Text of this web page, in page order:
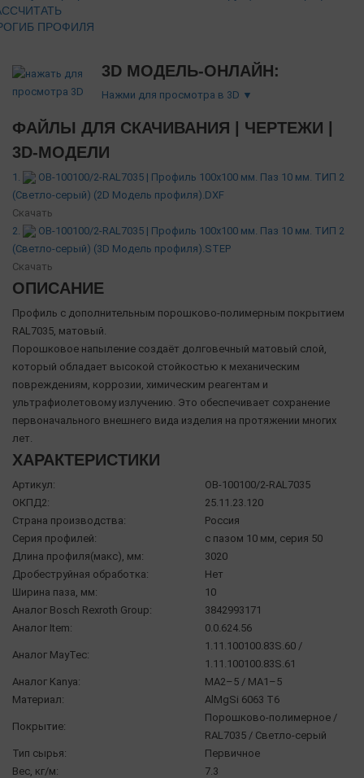
ПРОФИЛЯ
3D МОДЕЛЬ-ОНЛАЙН:
Нажми для просмотра в 3D ▼
ФАЙЛЫ ДЛЯ СКАЧИВАНИЯ | ЧЕРТЕЖИ |
3D-МОДЕЛИ
1.
OB-100100/2-RAL7035 | Профиль 100х100 мм. Паз 10 мм. ТИП 2
(Светло-серый) (2D Модель профиля).DXF
Скачать
2.
OB-100100/2-RAL7035 | Профиль 100х100 мм. Паз 10 мм. ТИП 2
(Светло-серый) (3D Модель профиля).STEP
Скачать
ОПИСАНИЕ
Профиль с дополнительным порошково-полимерным покрытием
RAL7035, матовый.
Порошковое напыление создаёт долговечный матовый слой,
который обладает высокой стойкостью к механическим
повреждениям, коррозии, химическим реагентам и
ультрафиолетовому излучению. Это обеспечивает сохранение
первоначального внешнего вида изделия на протяжении многих
лет.
ХАРАКТЕРИСТИКИ
Артикул:
OB-100100/2-RAL7035
ОКПД2:
25.11.23.120
Страна производства:
Россия
Серия профилей:
с пазом 10 мм, серия 50
Длина профиля(макс), мм:
3020
Дробеструйная обработка:
Нет
Ширина паза, мм:
10
Аналог Bosch Rexroth Group:
3842993171
Аналог Item:
0.0.624.56
Аналог MayTec:
1.11.100100.83S.60 /
1.11.100100.83S.61
Аналог Kanya:
МА2–5 / МА1–5
Материал:
AlMgSi 6063 Т6
Покрытие:
Порошково-полимерное /
RAL7035 / Светло-серый
Тип сырья:
Первичное
Вес, кг/м:
7.3